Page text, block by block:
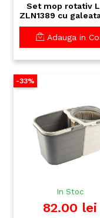
Set mop rotativ
ZLN1389 cu
- sistem 360°
microfibre,
uscata/ umeda
Adauga in
-33%
In Stoc
82.00 lei